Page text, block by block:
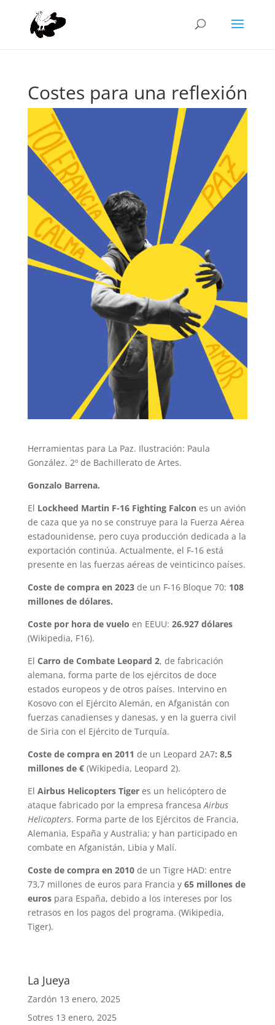
Costes para una reflexión
Herramientas para La Paz. Ilustración: Paula
González. 2º de Bachillerato de Artes.
Gonzalo Barrena.
El Lockheed Martin F-16 Fighting Falcones un avión
de caza que ya no se construye para la Fuerza Aérea
estadounidense, pero cuya producción dedicada a la
exportación continúa. Actualmente, el F-16 está
presente en las fuerzas aéreas de veinticinco países.
Coste de compra en 2023de un F-16 Bloque 70: 108
millones de dólares.
Coste por hora de vuelo en EEUU: 26.927 dólares
(Wikipedia, F16).
El Carro de Combate Leopard 2, de fabricación
alemana, forma parte de los ejércitos de doce
estados europeos y de otros países. Intervino en
Kosovo con el Ejército Alemán, en Afganistán con
fuerzas canadienses y danesas, y en la guerra civil
de Siria con el Ejército de Turquía.
Coste de compra en 2011 de un Leopard 2A7: 8,5
millones de €(Wikipedia, Leopard 2).
El Airbus Helicopters Tiger es un helicóptero de
ataque fabricado por la empresa francesaAirbus
Helicopters. Forma parte de los Ejércitos de Francia,
Alemania, España y Australia; y han participado en
combate en Afganistán, Libia y Malí.
Coste de compra en 2010 de un Tigre HAD: entre
73,7 millones de euros para Francia y 65 millones de
eurospara España, debido a los intereses por los
retrasos en los pagos del programa. (Wikipedia,
Tiger).
La Jueya
Zardón 13 enero, 2025
Sotres 13 enero, 2025